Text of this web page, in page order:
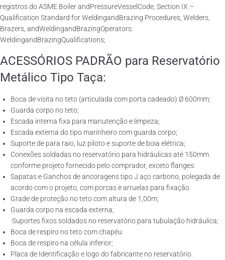
registros do ASME Boiler andPressureVesselCode, Section IX –
Qualification Standard for WeldingandBrazing Procedures, Welders,
Brazers, andWeldingandBrazingOperators:
WeldingandBrazingQualifications;
ACESSÓRIOS PADRÃO para Reservatório
Metálico Tipo Taça:
Boca de visita no teto (articulada com porta cadeado) Ø 600mm;
Guarda corpo no teto;
Escada interna fixa para manutenção e limpeza;
Escada externa do tipo marinheiro com guarda corpo;
Suporte de para raio, luz piloto e suporte de boia elétrica;
Conexões soldadas no reservatório para hidráulicas até 150mm
conforme projeto fornecido pelo comprador, exceto flanges.
Sapatas e Ganchos de ancoragens tipo J aço carbono, polegada de
acordo com o projeto, com porcas e arruelas para fixação.
Grade de proteção no teto com altura de 1,00m;
Guarda corpo na escada externa;
·Suportes fixos soldados no reservatório para tubulação hidráulica;
Boca de respiro no teto com chapéu
Boca de respiro na célula inferior;
Placa de Identificação e logo do fabricante no reservatório.